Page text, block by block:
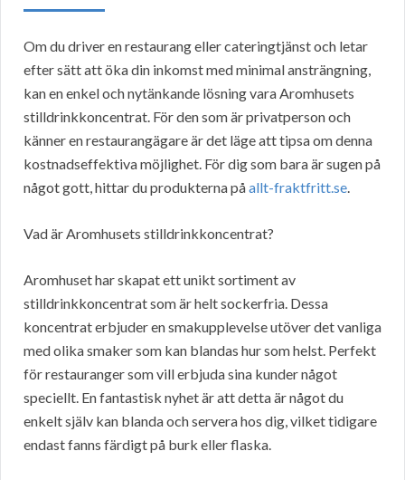
Om du driver en restaurang eller cateringtjänst och letar
efter sätt att öka din inkomst med minimal ansträngning,
kan en enkel och nytänkande lösning vara Aromhusets
stilldrinkkoncentrat. För den som är privatperson och
känner en restaurangägare är det läge att tipsa om denna
kostnadseffektiva möjlighet. För dig som bara är sugen på
något gott, hittar du produkterna påallt-fraktfritt.se.
Vad är Aromhusets stilldrinkkoncentrat?
Aromhuset har skapat ett unikt sortiment av
stilldrinkkoncentrat som är helt sockerfria. Dessa
koncentrat erbjuder en smakupplevelse utöver det vanliga
med olika smaker som kan blandas hur som helst. Perfekt
för restauranger som vill erbjuda sina kunder något
speciellt. En fantastisk nyhet är att detta är något du
enkelt själv kan blanda och servera hos dig, vilket tidigare
endast fanns färdigt på burk eller flaska.